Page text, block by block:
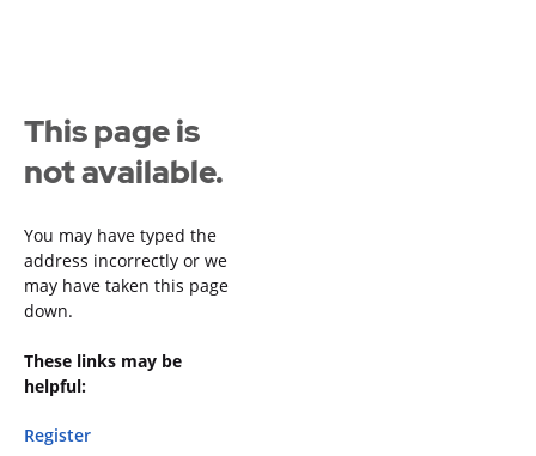
This page is
not available.
You may have typed the
address incorrectly or we
may have taken this page
down.
These links may be
helpful:
Register